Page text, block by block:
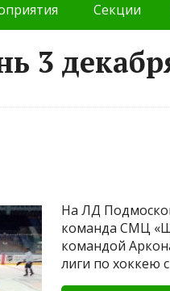
Секции
3
На ЛД
команда СМЦ
командой
лиги по хоккею